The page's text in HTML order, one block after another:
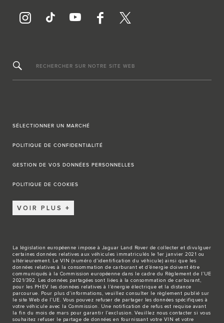
RECHERCHER SUR NOTRE SITE WEB
SÉLECTIONNER UN MARCHÉ
POLITIQUE DE CONFIDENTIALITÉ
GESTION DE VOS DONNÉES PERSONNELLES
POLITIQUE DE COOKIES
VOIR PLUS
La législation européenne impose à Jaguar Land Rover de collecter et divulguer
certaines données relatives aux véhicules immatriculés le 1er janvier 2021 ou
ultérieurement. Le VIN (numéro d’identification du véhicule) ainsi que les
données relatives à la consommation de carburant et d’énergie doivent être
communiqués à la Commission européenne dans le cadre du Règlement de l’UE
2021/392. Les données partagées sont liées à la consommation de carburant,
pour les PHEV les données relatives à l’énergie électrique et la distance
parcourue. Pour plus d’informations, veuillez consulter le règlement publié sur
le site Web de l’UE. Vous pouvez refuser de partager les données spécifiques à
votre véhicule avec la Commission. Une notification de refus est requise avant
la fin du mois de mars pour garantir l’exclusion. Veuillez nous contacter si vous
souhaitez refuser le partage de données en fournissant votre VIN et votre